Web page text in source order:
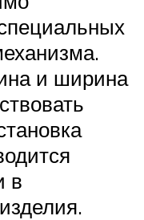
и ширина
в